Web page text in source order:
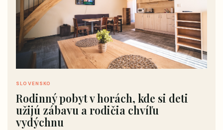
SLOVENSKO
Rodinný pobyt v horách, kde si deti
užijú zábavu a rodičia chvíľu
vydýchnu